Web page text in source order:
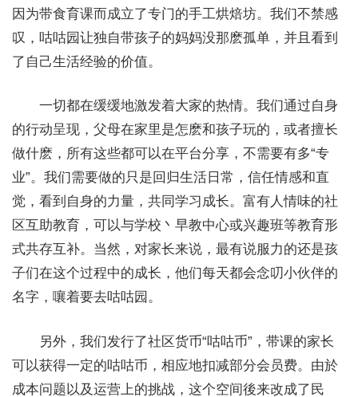
因为带食育课而成立了专门的手工烘焙坊。我们不禁感
叹，咕咕园让独自带孩子的妈妈没那麽孤单，并且看到
了自己生活经验的价值。
一切都在缓缓地激发着大家的热情。我们通过自身
的行动呈现，父母在家里是怎麽和孩子玩的，或者擅长
做什麽，所有这些都可以在平台分享，不需要有多“专
业”。我们需要做的只是回归生活日常，信任情感和直
觉，看到自身的力量，共同学习成长。富有人情味的社
区互助教育，可以与学校丶早教中心或兴趣班等教育形
式共存互补。当然，对家长来说，最有说服力的还是孩
子们在这个过程中的成长，他们每天都会念叨小伙伴的
名字，嚷着要去咕咕园。
另外，我们发行了社区货币“咕咕币”，带课的家长
可以获得一定的咕咕币，相应地扣减部分会员费。由於
成本问题以及运营上的挑战，这个空间後来改成了民